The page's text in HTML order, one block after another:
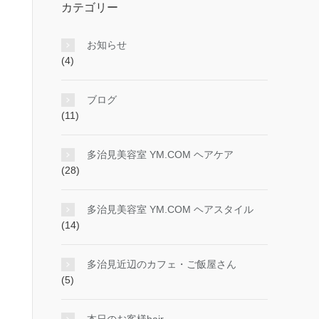
カテゴリー
お知らせ
(4)
ブログ
(11)
多治見美容室 YM.COM ヘアケア
(28)
多治見美容室 YM.COM ヘアスタイル
(14)
多治見近辺のカフェ・ご飯屋さん
(5)